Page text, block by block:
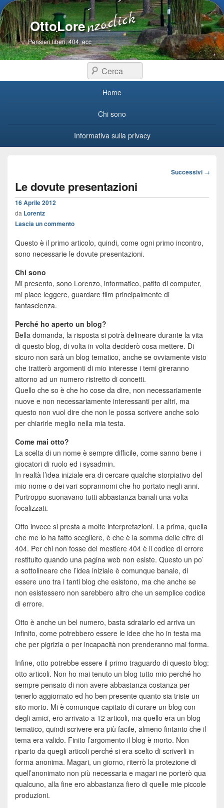
OttoLore
Pensieri liberi, 404, ecc
Cerca
Home
Chi sono
Informativa sulla privacy
Navigazione
Successivi →
Le dovute presentazioni
16 Aprile 2012
da Lorentz
Lascia un commento
Questo è il primo articolo, quindi, come ogni primo incontro,
sono necessarie le dovute presentazioni.
Chi sono
Mi presento, sono Lorenzo, informatico, patito di computer,
mi piace leggere, guardare film principalmente di
fantascienza.
Perché ho aperto un blog?
Bella domanda, la risposta si potrà delineare durante la vita
di questo blog, di volta in volta deciderò cosa mettere. Di
sicuro non sarà un blog tematico, anche se ovviamente visto
che tratterò argomenti di mio interesse i temi gireranno
attorno ad un numero ristretto di concetti.
Quello che so è che ho cose da dire, non necessariamente
nuove e non necessariamente interessanti per altri, ma
questo non vuol dire che non le possa scrivere anche solo
per chiarirle meglio nella mia testa.
Come mai otto?
La scelta di un nome è sempre difficile, come sanno bene i
giocatori di ruolo ed i sysadmin.
In realtà l’idea iniziale era di cercare qualche storpiativo del
mio nome o dei vari soprannomi che ho portato negli anni.
Purtroppo suonavano tutti abbastanza banali una volta
focalizzati.
Otto invece si presta a molte interpretazioni. La prima, quella
che me lo ha fatto scegliere, è che è la somma delle cifre di
404. Per chi non fosse del mestiere 404 è il codice di errore
restituito quando una pagina web non esiste. Questo un po’
a sottolineare che l’idea iniziale è comunque banale, di
essere uno tra i tanti blog che esistono, ma che anche se
non esistessero non sarebbero altro che un semplice codice
di errore.
Otto è anche un bel numero, basta sdraiarlo ed arriva un
infinito, come potrebbero essere le idee che ho in testa ma
che per pigrizia o per incapacità non prenderanno mai forma.
Infine, otto potrebbe essere il primo traguardo di questo blog:
otto articoli. Non ho mai tenuto un blog tutto mio perché ho
sempre pensato di non avere abbastanza costanza per
tenerlo aggiornato ed ho ben presente quanto sia triste un
sito morto. Mi è comunque capitato di curare un blog con
degli amici, ero arrivato a 12 articoli, ma quello era un blog
tematico, quindi scrivere era più facile, almeno fintanto che il
tema era valido. Finito l’argomento il blog è morto. Non
riparto da quegli articoli perché si era scelto di scriverli in
forma anonima. Magari, un giorno, riterrò la protezione di
quell’anonimato non più necessaria e magari ne porterò qua
qualcuno, alla fine ero abbastanza fiero di quelle mie piccole
produzioni.